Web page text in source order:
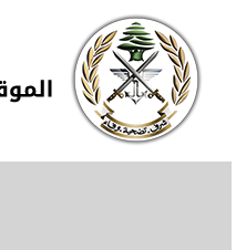
تجاوز إلى المحتوى الرئيسي
Skip to navigation